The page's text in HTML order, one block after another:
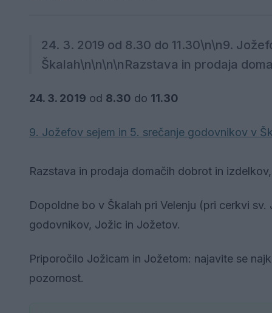
24. 3. 2019 od 8.30 do 11.30\n\n9.
Škalah\n\n\n\nRazstava in prodaja
24. 3. 2019 od 8.30 do 11.30
9. Jožefov sejem in 5. srečanje godovnikov v
Razstava in prodaja domačih dobrot in
Dopoldne bo v Škalah pri Velenju (pri cerkvi
godovnikov, Jožic in Jožetov.
Priporočilo Jožicam in Jožetom: najavite se
pozornost.